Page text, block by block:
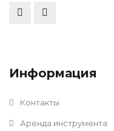
Информация
Контакты
Аренда инструмента